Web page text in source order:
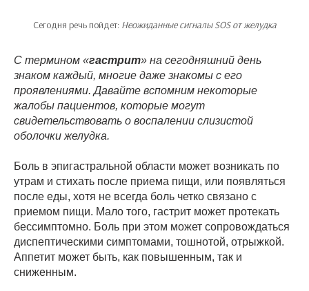
Сегодня речь пойдет: Неожиданные сигналы SOS от желудка
С термином «гастрит» на сегодняшний день
знаком каждый, многие даже знакомы с его
проявлениями. Давайте вспомним некоторые
жалобы пациентов, которые могут
свидетельствовать о воспалении слизистой
оболочки желудка.
Боль в эпигастральной области может возникать по
утрам и стихать после приема пищи, или появляться
после еды, хотя не всегда боль четко связано с
приемом пищи. Мало того, гастрит может протекать
бессимптомно. Боль при этом может сопровождаться
диспептическими симптомами, тошнотой, отрыжкой.
Аппетит может быть, как повышенным, так и
сниженным.